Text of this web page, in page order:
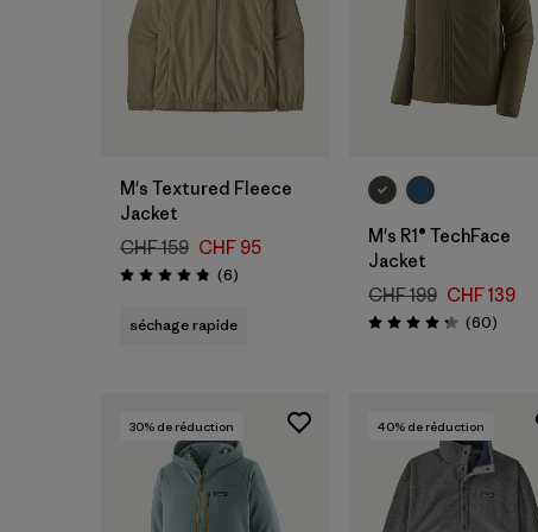
M's Textured Fleece
Jacket
CHF 159 CHF 95
Évaluation: 4.8 / 5
(6Avis
)
séchage rapide
M's R1® TechFace
Jacket
CHF 199 CHF 139
Évaluation: 4.2 / 5
(60Avis
)
30% de réduction 40% de réduction